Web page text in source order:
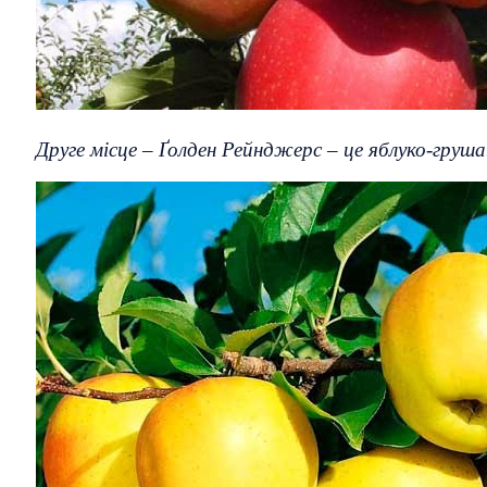
Друге місце – Ґолден Рейнджерс – це яблуко-